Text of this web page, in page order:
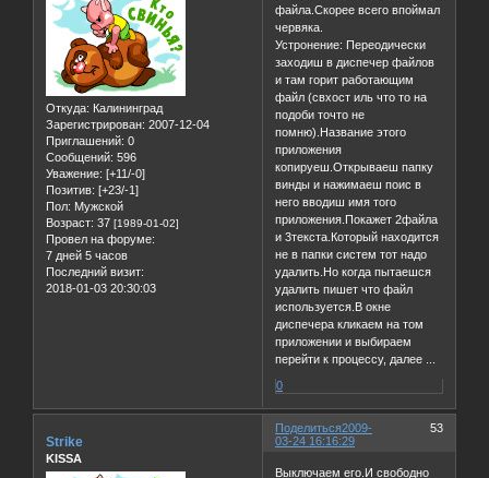
Откуда: Калининград
Зарегистрирован: 2007-12-04
Приглашений: 0
Сообщений: 596
Уважение: [+11/-0]
Позитив: [+23/-1]
Пол: Мужской
Возраст: 37 [1989-01-02]
Провел на форуме:
7 дней 5 часов
Последний визит:
2018-01-03 20:30:03
файла.Скорее всего впоймал
червяка.
Устронение: Переодически
заходиш в диспечер файлов
и там горит работающим
файл (свхост иль что то на
подоби точто не
помню).Название этого
приложения
копируеш.Открываеш папку
винды и нажимаеш поис в
него вводиш имя того
приложения.Покажет 2файла
и 3текста.Который находится
не в папки систем тот надо
удалить.Но когда пытаешся
удалить пишет что файл
используется.В окне
диспечера кликаем на том
приложении и выбираем
перейти к процессу, далее ...
0
Поделиться 53
2009-
03-24 16:16:29
Strike
KISSA
Выключаем его.И свободно